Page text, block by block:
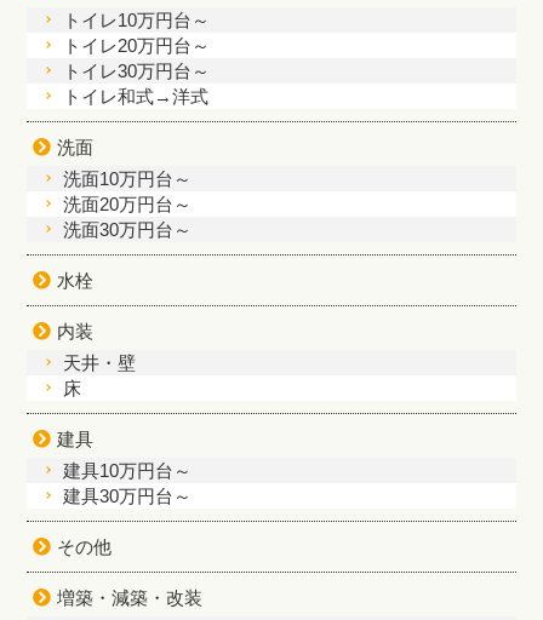
トイレ10万円台～
トイレ20万円台～
トイレ30万円台～
トイレ和式→洋式
洗面
洗面10万円台～
洗面20万円台～
洗面30万円台～
水栓
内装
天井・壁
床
建具
建具10万円台～
建具30万円台～
その他
増築・減築・改装